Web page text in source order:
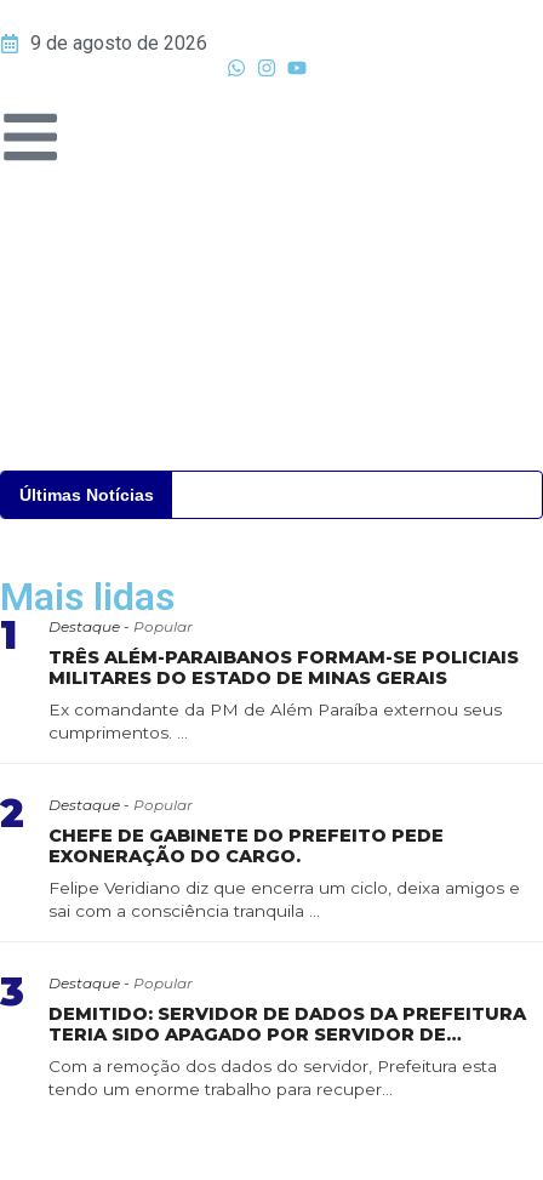
9 de agosto de 2026
Últimas Notícias
Mais lidas
1 Destaque - Popular
TRÊS ALÉM-PARAIBANOS FORMAM-SE POLICIAIS
MILITARES DO ESTADO DE MINAS GERAIS
Ex comandante da PM de Além Paraíba externou seus
cumprimentos. ...
2 Destaque - Popular
CHEFE DE GABINETE DO PREFEITO PEDE
EXONERAÇÃO DO CARGO.
Felipe Veridiano diz que encerra um ciclo, deixa amigos e
sai com a consciência tranquila ...
3 Destaque - Popular
DEMITIDO: SERVIDOR DE DADOS DA PREFEITURA
TERIA SIDO APAGADO POR SERVIDOR DE
CONFIANÇA
Com a remoção dos dados do servidor, Prefeitura esta
tendo um enorme trabalho para recuper...